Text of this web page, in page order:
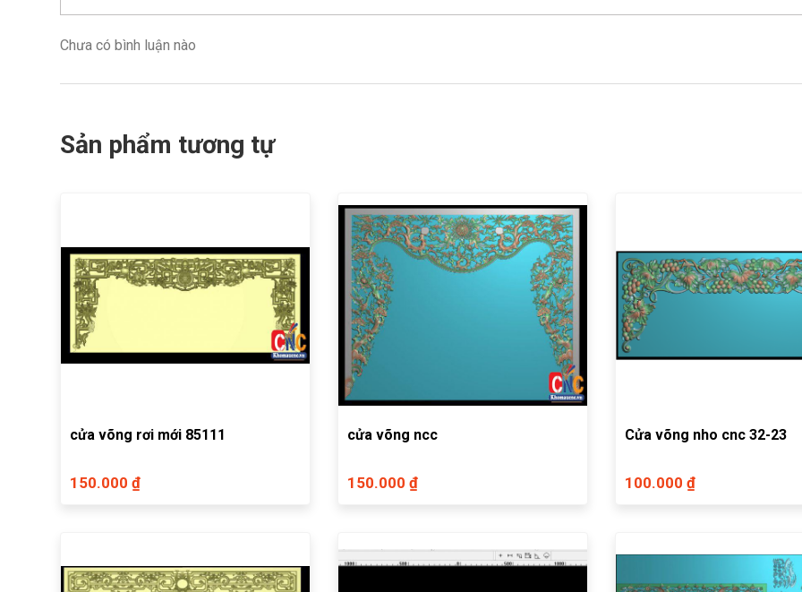
Chưa có bình luận nào
Sản phẩm tương tự
cửa võng rơi mới 85111
150.000 ₫
cửa võng ncc
150.000 ₫
Cửa võng nho cnc 32-23
100.000 ₫